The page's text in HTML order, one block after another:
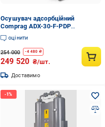
Осушувач адсорбційний
Comprag ADX-30-F-PDP
(36074028)
оцінити
254 000 -4 480 ₴
249 520 ₴/шт.
Доставимо